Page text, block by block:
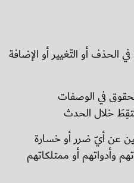
الحذف أو التّغيير أو الإضافة
في الوصفات
خلال الحدث
عن أيّ ضرر أو خسارة
وأدواتهم أو ممتلكاتهم